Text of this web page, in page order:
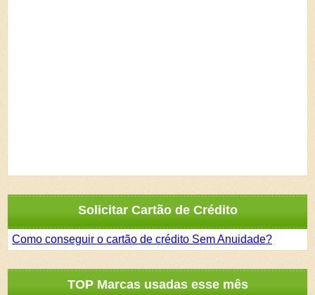
Solicitar Cartão de Crédito
Como conseguir o cartão de crédito Sem Anuidade?
TOP Marcas usadas esse mês